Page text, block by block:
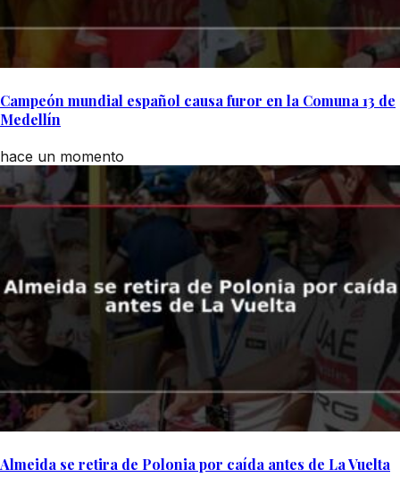
Campeón mundial español causa furor en la Comuna 13 de
Medellín
hace un momento
Almeida se retira de Polonia por caída antes de La Vuelta